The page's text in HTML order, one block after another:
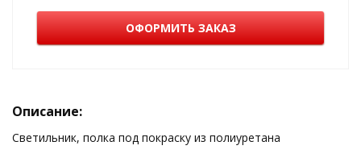
ОФОРМИТЬ ЗАКАЗ
Описание:
Светильник, полка под покраску из полиуретана